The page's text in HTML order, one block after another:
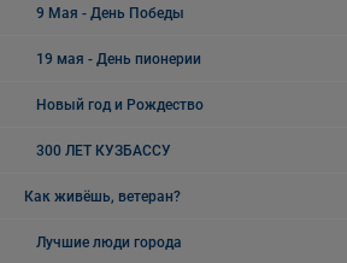
9 Мая - День Победы
19 мая - День пионерии
Новый год и Рождество
300 ЛЕТ КУЗБАССУ
Как живёшь, ветеран?
Лучшие люди города